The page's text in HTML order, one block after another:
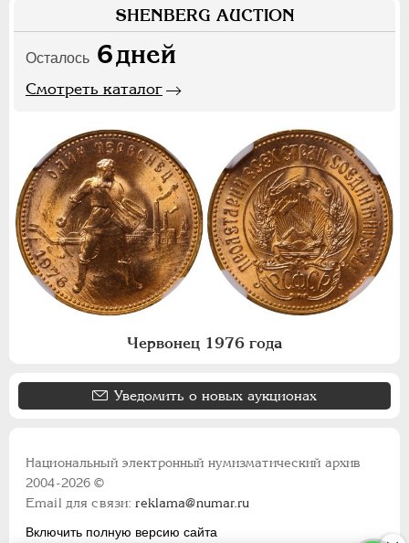
SHENBERG AUCTION
Осталось 6дней
Смотреть каталог
Червонец 1976 года
Уведомить о новых аукционах
Национальный электронный нумизматический архив
2004-2026 ©
Email для связи:reklama@numar.ru
Включить полную версию сайта